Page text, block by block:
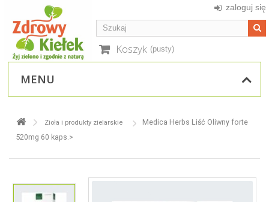
zaloguj się
Koszyk (pusty)
MENU
Zioła i produkty zielarskie
Medica Herbs Liść Oliwny forte
520mg 60 kaps.>